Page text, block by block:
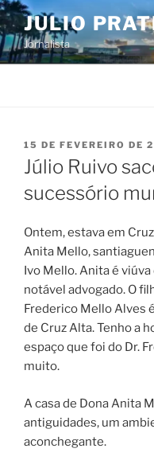
Pular
para
o
conteúdo
JULIO
Jornalista
PUBLICADO
EM
15 DE FEVEREIRO DE
Júlio Ruivo
sucessório
Ontem, estava em
Anita Mello,
Ivo Mello. Anita é
notável advogado. O
Frederico Mello Alves
de Cruz Alta. Tenho a
espaço que foi do Dr.
muito.
A casa de Dona Anita
antiguidades, um
aconchegante.